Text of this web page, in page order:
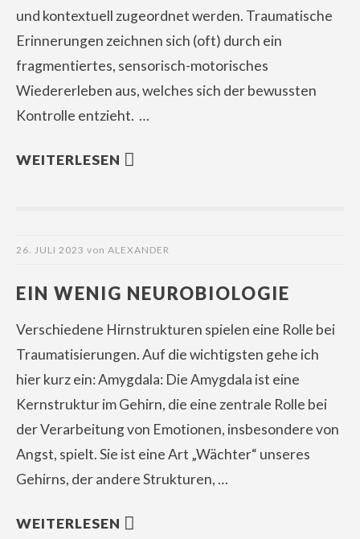
und kontextuell zugeordnet werden. Traumatische
Erinnerungen zeichnen sich (oft) durch ein
fragmentiertes, sensorisch-motorisches
Wiedererleben aus, welches sich der bewussten
Kontrolle entzieht. …
WEITERLESEN
26. JULI 2023 von ALEXANDER
EIN WENIG NEUROBIOLOGIE
Verschiedene Hirnstrukturen spielen eine Rolle bei
Traumatisierungen. Auf die wichtigsten gehe ich
hier kurz ein: Amygdala: Die Amygdala ist eine
Kernstruktur im Gehirn, die eine zentrale Rolle bei
der Verarbeitung von Emotionen, insbesondere von
Angst, spielt. Sie ist eine Art „Wächter“ unseres
Gehirns, der andere Strukturen, …
WEITERLESEN